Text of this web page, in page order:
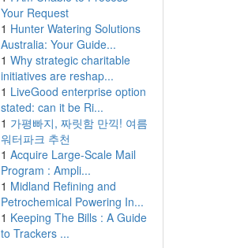
Your Request
1 Hunter Watering Solutions
Australia: Your Guide...
1 Why strategic charitable
initiatives are reshap...
1 LiveGood enterprise option
stated: can it be Ri...
1 가평빠지, 짜릿함 만끽! 여름
워터파크 추천
1 Acquire Large-Scale Mail
Program : Ampli...
1 Midland Refining and
Petrochemical Powering In...
1 Keeping The Bills : A Guide
to Trackers ...